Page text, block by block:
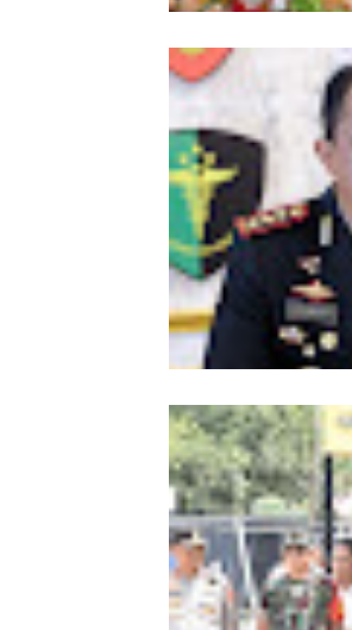
Meriahkan HUT
Polda Aceh Gelar
Goreng dan
Kombes Andi
Polri, Kapolda
Pelaksana Tugas